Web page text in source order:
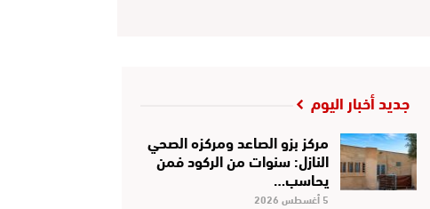
جديد أخبار اليوم
مركز بزو الصاعد ومركزه الصحي
النازل: سنوات من الركود فمن
يحاسب…
5 أغسطس 2026